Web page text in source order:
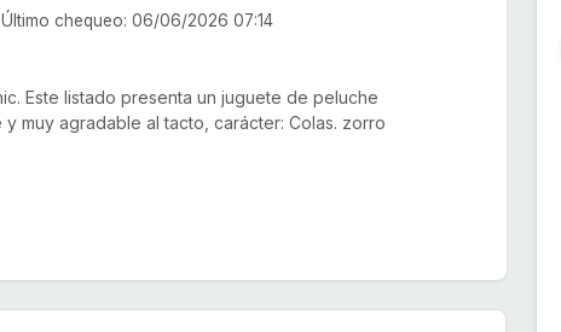
Último chequeo: 06/06/2026 07:14
Este listado presenta un juguete de peluche
y muy agradable al tacto, carácter: Colas. zorro